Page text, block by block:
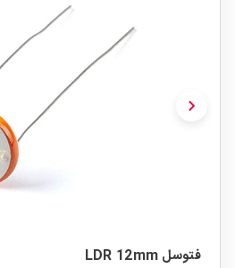
chevron_right
فتوسل LDR 12mm